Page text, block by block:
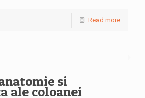
Read more
si
ale coloanei